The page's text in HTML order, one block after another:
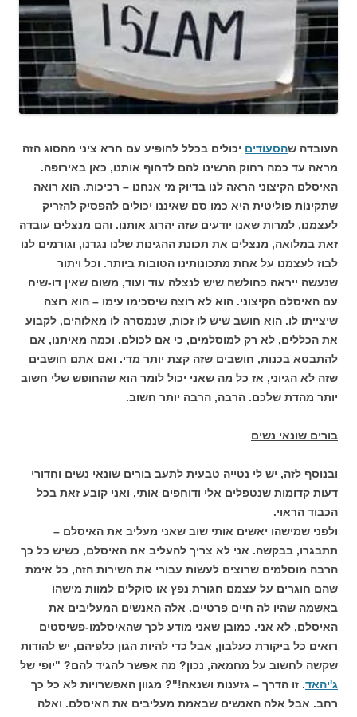
העובדה שהסעודים יכולים בכלל להופיע עם חרא ציני מהסוג הזה
מראה עד כמה רחוק הרשינו להם לדחוף אותנו, כאן באירופה.
האיסלם הקיצוני הראה לנו בדיוק מי אנחנו – רכיכות. הוא רואה
שתקינוֹת פוליטית היא כמו סם שאיננו יכולים להפסיק להזריק
לעצמנו, למרות שאנו יודעים שזה יהרוג אותנו. והם מנצלים עובדה
זאת במלואה, מנצלים את תכונת ההגינות שלנו נגדנו, וגורמים לנו
לבוז לעצמנו על אחת מתכונותינו הטובות ביותר. וכל ויתור
שנעשה ייראה כחולשה שיש לנצלה עוד ועוד, משום שאין דו-שיח
עם האיסלם הקיצוני. הוא לא רוצה שיסכימו עימו – הוא רוצה
שיצייתו לו. הוא חושב שיש לו זכות, שנמסרה לו מאלוהים, לקבוע
את הכללים, לא רק למוסלמים, כי אם לכולם. וכמה מאיתנו, אם
להתבטא בכנות, חושבים שזה קצת יותר מדי. ואם אתם חושבים
שזה לא הגיוני, אז כל מה שאני יכול לומר הוא שהחופש שלי חשוב
יותר מהדת שלכם. הרבה, הרבה יותר חשוב.
בורים שונאי נשים
ובנוסף לזה, יש לי נטייה טבעית לתעב בורים שונאי נשים וחדורי
דעות קדומות שנטפלים אלי ודוחפים אותי, ואני קובע זאת בכל
הכבוד הראוי.
ולפני שמישהו יאשים אותי שוב שאני מעליב את האיסלם –
תתבגרו, בבקשה. אני לא צריך להעליב את האיסלם, כשיש כל כך
הרבה מוסלמים שרוצים לעשות עבורי את השירות הזה, כל אימת
שהם חוגרים על עצמם חגורת נפץ או סוקלים למוות מישהו
באשמה שהיו לה חיים פרטיים. אלה האנשים המעליבים את
האיסלם, לא אני. כמובן שאני מודע לכך שהאיסלמו-פשיסטים
רואים כל ביקורת כעלבון, אבל כדי להיות הגון כלפיהם, יש להודות
שקשה לחשוב על מחמאה, נכון? מה אפשר להגיד להם? "יופי של
ג'יהאד. זו הדרך – גזענות ושנאה!"? מגוון האפשרויות לא כל כך
רחב. אבל אלה האנשים שבאמת מעליבים את האיסלם. ואלה